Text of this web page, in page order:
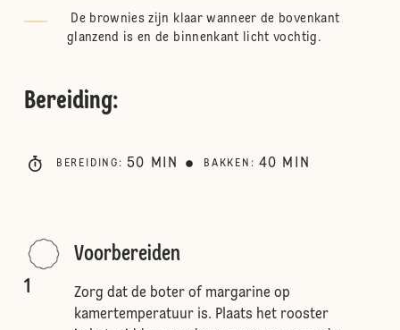
De brownies zijn klaar wanneer de bovenkant
glanzend is en de binnenkant licht vochtig.
Bereiding:
BEREIDING : 50 MIN BAKKEN : 40 MIN
1
Voorbereiden
Zorg dat de boter of margarine op
kamertemperatuur is. Plaats het rooster